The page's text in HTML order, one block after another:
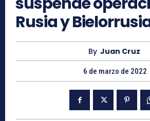
Rusia y
By Juan Cruz
6 de marzo de 2022